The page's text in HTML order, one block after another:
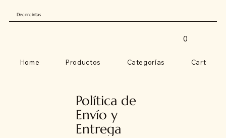
Decorcintas
Home Productos Categorías Cart
0
Política de
Envío y
Entrega